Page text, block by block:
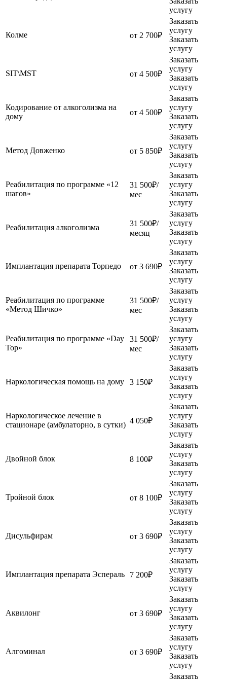
услугу
Колме от 2 700₽
Заказать
услугу
Заказать
услугу
SIT\MST от 4 500₽
Заказать
услугу
Заказать
услугу
Кодирование от алкоголизма на
дому
от 4 500₽
Заказать
услугу
Заказать
услугу
Метод Довженко от 5 850₽
Заказать
услугу
Заказать
услугу
Реабилитация по программе «12
шагов»
31 500₽/
мес
Заказать
услугу
Заказать
услугу
Реабилитация алкоголизма
31 500₽/
месяц
Заказать
услугу
Заказать
услугу
Имплантация препарата Торпедо от 3 690₽
Заказать
услугу
Заказать
услугу
Реабилитация по программе
«Метод Шичко»
31 500₽/
мес
Заказать
услугу
Заказать
услугу
Реабилитация по программе «Day
Top»
31 500₽/
мес
Заказать
услугу
Заказать
услугу
Наркологическая помощь на дому 3 150₽
Заказать
услугу
Заказать
услугу
Наркологическое лечение в
стационаре (амбулаторно, в сутки) 4 050₽
Заказать
услугу
Заказать
услугу
Двойной блок 8 100₽
Заказать
услугу
Заказать
услугу
Тройной блок от 8 100₽
Заказать
услугу
Заказать
услугу
Дисульфирам от 3 690₽
Заказать
услугу
Заказать
услугу
Имплантация препарата Эспераль 7 200₽
Заказать
услугу
Заказать
услугу
Аквилонг от 3 690₽
Заказать
услугу
Заказать
услугу
Алгоминал от 3 690₽
Заказать
услугу
Заказать
услугу
Заказать